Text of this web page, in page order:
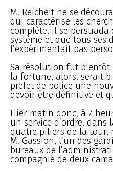
M. Reichelt ne se
qui caractérise les
complète, il se
système et que tous ses
l’expérimentait pas
Sa résolution fut bientôt
la fortune, alors, serait
préfet de police une
devoir être définitive et
Hier matin donc, à 7
un service d’ordre,
quatre piliers de la tour,
M. Gassion, l’un des
bureaux de
compagnie de deux